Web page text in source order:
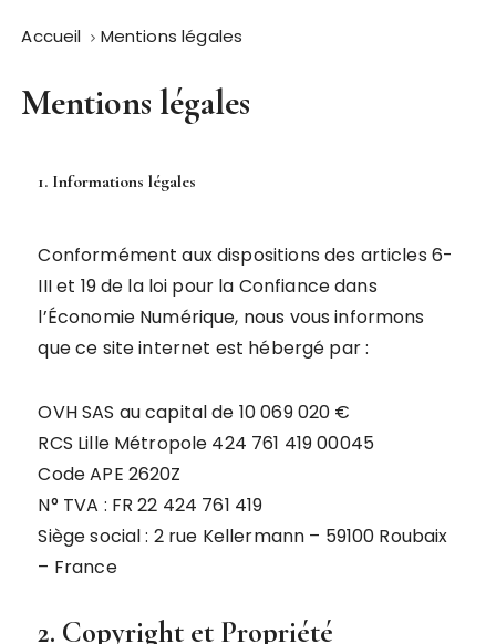
Accueil Mentions légales
Mentions légales
1. Informations légales
Conformément aux dispositions des articles 6-
III et 19 de la loi pour la Confiance dans
l’Économie Numérique, nous vous informons
que ce site internet est hébergé par :
OVH SAS au capital de 10 069 020 €
RCS Lille Métropole 424 761 419 00045
Code APE 2620Z
N° TVA : FR 22 424 761 419
Siège social : 2 rue Kellermann – 59100 Roubaix
– France
2. Copyright et Propriété